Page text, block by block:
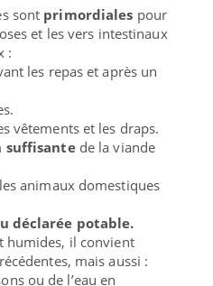
sont primordiales pour
et les vers intestinaux
:
les repas et après un
vêtements et les draps.
suffisantede la viande
animaux domestiques
déclarée potable.
humides, il convient
mais aussi :
ou de l’eau en